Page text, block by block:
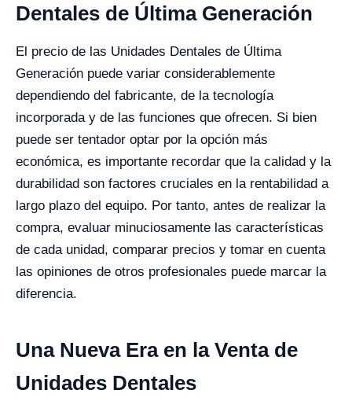
Dentales de Última Generación
El precio de las Unidades Dentales de Última
Generación puede variar considerablemente
dependiendo del fabricante, de la tecnología
incorporada y de las funciones que ofrecen. Si bien
puede ser tentador optar por la opción más
económica, es importante recordar que la calidad y la
durabilidad son factores cruciales en la rentabilidad a
largo plazo del equipo. Por tanto, antes de realizar la
compra, evaluar minuciosamente las características
de cada unidad, comparar precios y tomar en cuenta
las opiniones de otros profesionales puede marcar la
diferencia.
Una Nueva Era en la Venta de
Unidades Dentales